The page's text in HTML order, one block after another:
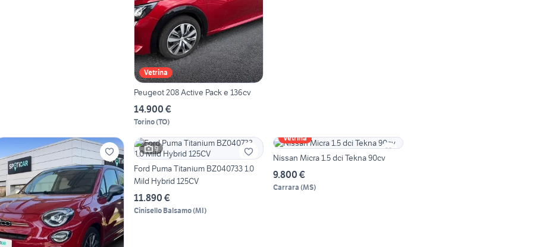
Vetrina
Peugeot 208 Active Pack e 136cv
14.900 €
Torino(TO)
9
Ford Puma Titanium BZ040733 1.0
Mild Hybrid 125CV
11.890 €
Cinisello Balsamo(MI)
Vetrina
Nissan Micra 1.5 dci Tekna 90cv
9.800 €
Carrara (MS)